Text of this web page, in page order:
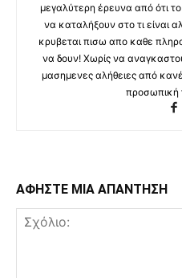
μεγαλύτερη έρευνα από ότι
να καταλήξουν στο τι είναι
κρυβεται πισω απο καθε
να δουν! Χωρίς να
μασημενες αλήθειες από
προσωπική
ΑΦΗΣΤΕ ΜΙΑ ΑΠΑΝΤΗΣΗ